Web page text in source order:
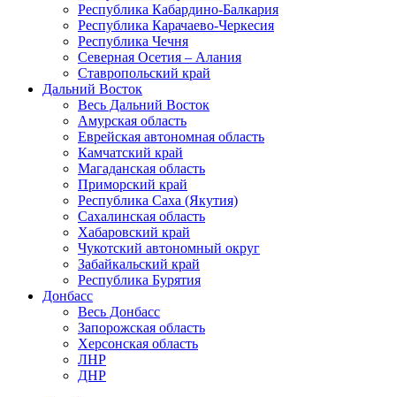
Республика Кабардино-Балкария
Республика Карачаево-Черкесия
Республика Чечня
Северная Осетия – Алания
Ставропольский край
Дальний Восток
Весь Дальний Восток
Амурская область
Еврейская автономная область
Камчатский край
Магаданская область
Приморский край
Республика Саха (Якутия)
Сахалинская область
Хабаровский край
Чукотский автономный округ
Забайкальский край
Республика Бурятия
Донбасс
Весь Донбасс
Запорожская область
Херсонская область
ЛНР
ДНР